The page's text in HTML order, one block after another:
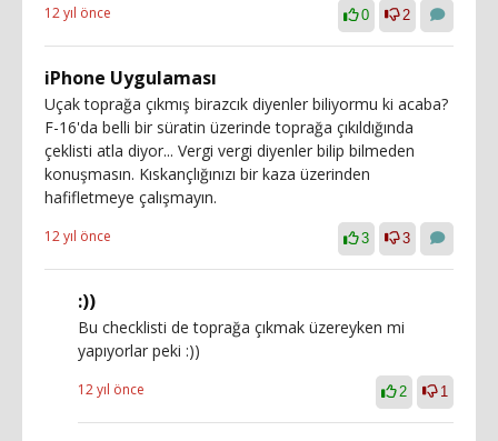
12 yıl önce 0 2
iPhone Uygulaması
Uçak toprağa çıkmış birazcık diyenler biliyormu ki acaba?
F-16'da belli bir süratin üzerinde toprağa çıkıldığında
çeklisti atla diyor... Vergi vergi diyenler bilip bilmeden
konuşmasın. Kıskançlığınızı bir kaza üzerinden
hafifletmeye çalışmayın.
12 yıl önce 3 3
:))
Bu checklisti de toprağa çıkmak üzereyken mi
yapıyorlar peki :))
12 yıl önce 2 1